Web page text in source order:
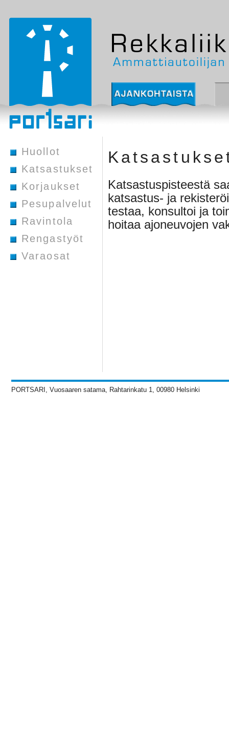
Huollot
Katsastukset
Korjaukset
Pesupalvelut
Ravintola
Rengastyöt
Varaosat
Katsastuspisteestä
katsastus- ja
testaa, konsultoi ja
hoitaa ajoneuvojen
PORTSARI, Vuosaaren satama, Rahtarinkatu 1, 00980 Helsinki